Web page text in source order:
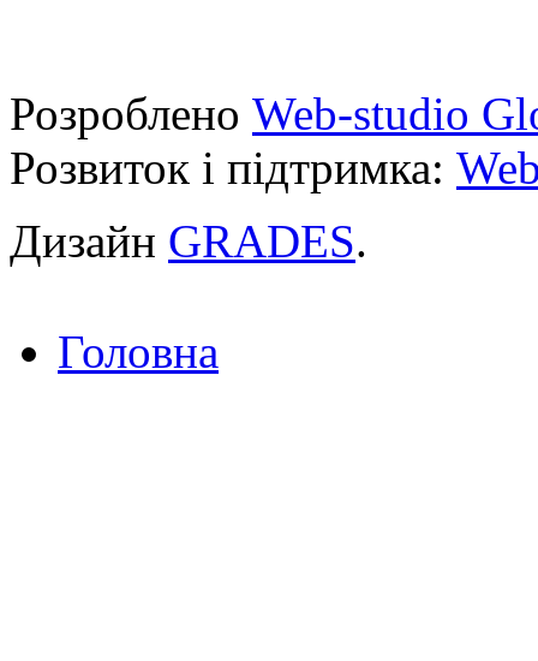
Розроблено Web-studio
Розвиток і підтримка:
Дизайн GRADES.
Головна